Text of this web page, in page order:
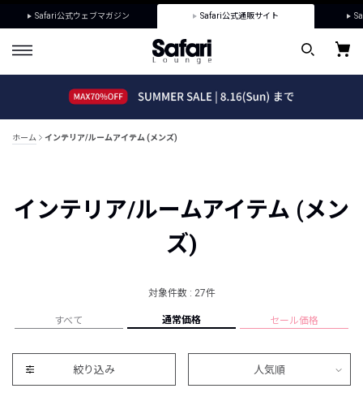
Safari公式ウェブマガジン Safari公式通販サイト
ホーム インテリア/ルームアイテム (メンズ)
インテリア/ルームアイテム (メン
ズ)
対象件数 : 27件
すべて 通常価格 セール価格
絞り込み 人気順